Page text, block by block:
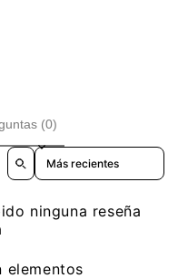
(0)
Sort reviews by
ninguna reseña
elementos